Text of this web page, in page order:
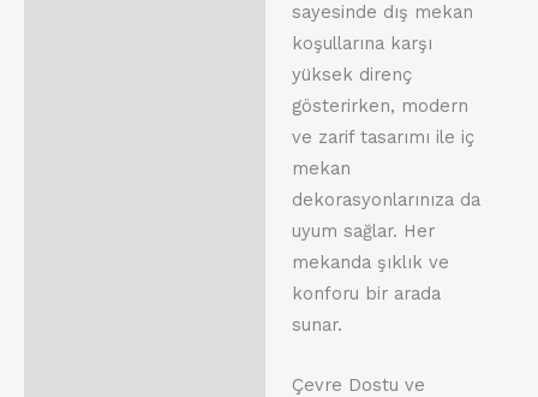
sayesinde dış mekan
koşullarına karşı
yüksek direnç
gösterirken, modern
ve zarif tasarımı ile iç
mekan
dekorasyonlarınıza da
uyum sağlar. Her
mekanda şıklık ve
konforu bir arada
sunar.
Çevre Dostu ve